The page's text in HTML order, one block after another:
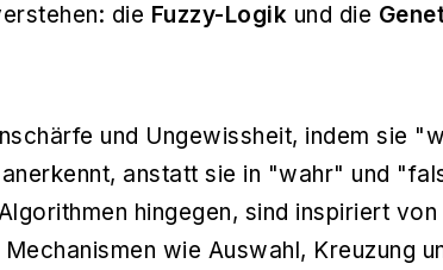
die Fuzzy-Logik und die
und Ungewissheit, indem sie
anstatt sie in "wahr" und
hingegen, sind inspiriert
wie Auswahl, Kreuzung